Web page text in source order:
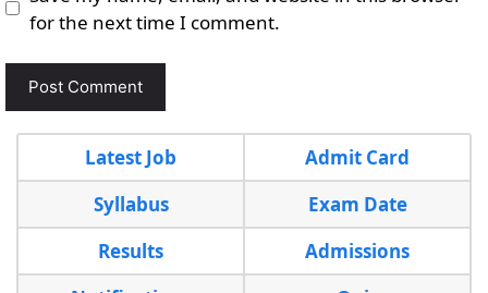
for the next time I comment.
Latest Job
Admit Card
Syllabus
Exam Date
Results
Admissions